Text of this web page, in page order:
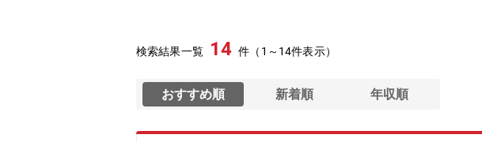
検索結果一覧 14 件（1～14件表示）
おすすめ順 新着順 年収順